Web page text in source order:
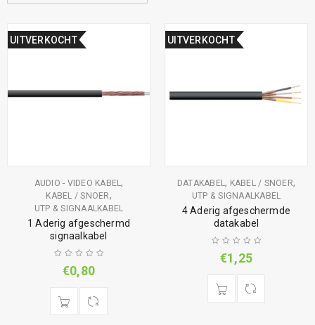
UITVERKOCHT
AUDIO - VIDEO KABEL,
KABEL / SNOER,
UTP & SIGNAALKABEL
1 Aderig afgeschermd
signaalkabel
€0,80
UITVERKOCHT
DATAKABEL, KABEL / SNOER,
UTP & SIGNAALKABEL
4 Aderig afgeschermde
datakabel
€1,25